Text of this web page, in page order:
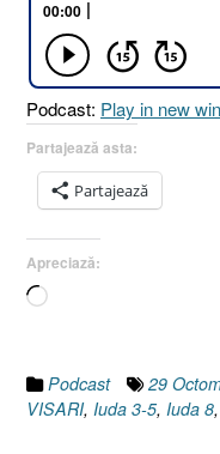
Podcast: Play in new
Partajează asta:
Partajează
Apreciază:
Încarc...
Podcast 29
VISARI, Iuda 3-5, Iuda 8,